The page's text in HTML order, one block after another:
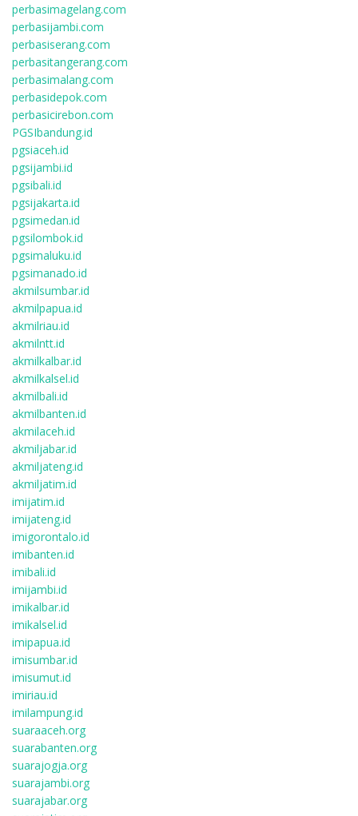
perbasimagelang.com
perbasijambi.com
perbasiserang.com
perbasitangerang.com
perbasimalang.com
perbasidepok.com
perbasicirebon.com
PGSIbandung.id
pgsiaceh.id
pgsijambi.id
pgsibali.id
pgsijakarta.id
pgsimedan.id
pgsilombok.id
pgsimaluku.id
pgsimanado.id
akmilsumbar.id
akmilpapua.id
akmilriau.id
akmilntt.id
akmilkalbar.id
akmilkalsel.id
akmilbali.id
akmilbanten.id
akmilaceh.id
akmiljabar.id
akmiljateng.id
akmiljatim.id
imijatim.id
imijateng.id
imigorontalo.id
imibanten.id
imibali.id
imijambi.id
imikalbar.id
imikalsel.id
imipapua.id
imisumbar.id
imisumut.id
imiriau.id
imilampung.id
suaraaceh.org
suarabanten.org
suarajogja.org
suarajambi.org
suarajabar.org